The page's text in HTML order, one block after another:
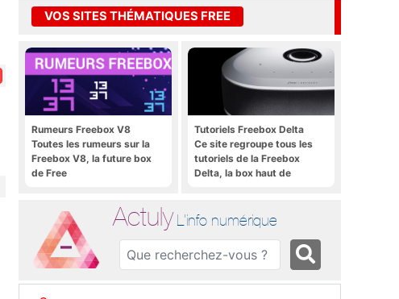
VOS SITES THÉMATIQUES FREE
Rumeurs Freebox V8
Toutes les rumeurs sur la
Freebox V8, la future box
de Free
Tutoriels Freebox Delta
Ce site regroupe tous les
tutoriels de la Freebox
Delta, la box haut de
Actuly L'info numérique